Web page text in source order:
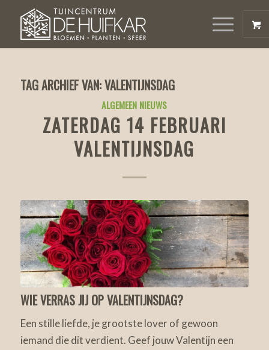
TAG ARCHIEF VAN:VALENTIJNSDAG
ALGEMEEN NIEUWS
ZATERDAG 14 FEBRUARI
VALENTIJNSDAG
WIE VERRAS JIJ OP VALENTIJNSDAG?
Een stille liefde, je grootste lover of gewoon
iemand die dit verdient. Geef jouw Valentijn een